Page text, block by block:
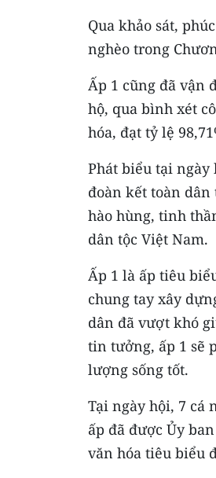
Qua khảo sát,
nghèo trong
Ấp 1 cũng đã vận
hộ, qua bình xét
hóa, đạt tỷ lệ
Phát biểu tại
đoàn kết toàn
hào hùng, tinh
dân tộc Việt Nam.
Ấp 1 là ấp tiêu
chung tay xây
dân đã vượt khó
tin tưởng, ấp 1 sẽ
lượng sống tốt.
Tại ngày hội, 7 cá
ấp đã được Ủy
văn hóa tiêu biểu